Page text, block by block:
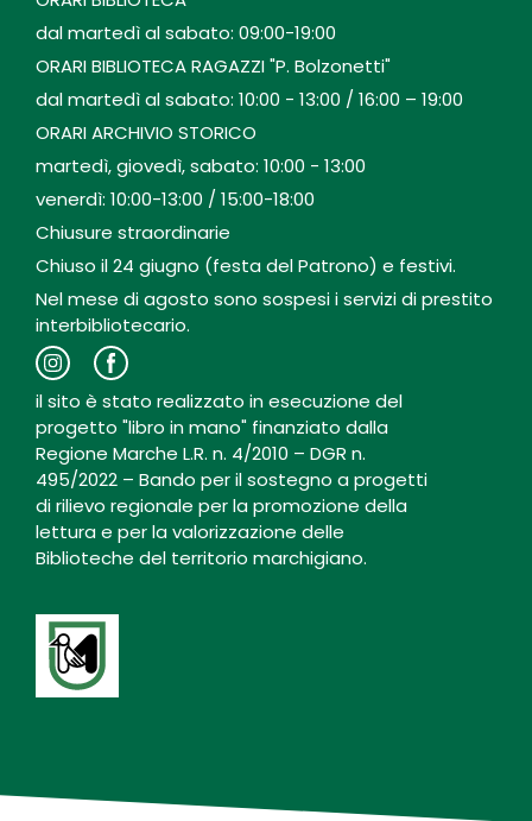
dal martedì al sabato: 09:00-19:00
ORARI BIBLIOTECA RAGAZZI "P. Bolzonetti"
dal martedì al sabato: 10:00 - 13:00 / 16:00 – 19:00
ORARI ARCHIVIO STORICO
martedì, giovedì, sabato: 10:00 - 13:00
venerdì: 10:00-13:00 / 15:00-18:00
Chiusure straordinarie
Chiuso il 24 giugno (festa del Patrono) e festivi.
Nel mese di agosto sono sospesi i servizi di prestito
interbibliotecario.
il sito è stato realizzato in esecuzione del
progetto "libro in mano" finanziato dalla
Regione Marche L.R. n. 4/2010 – DGR n.
495/2022 – Bando per il sostegno a progetti
di rilievo regionale per la promozione della
lettura e per la valorizzazione delle
Biblioteche del territorio marchigiano.